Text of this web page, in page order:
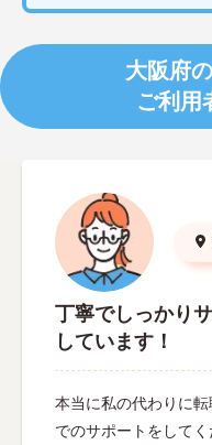
大阪府
ご利用
丁寧でしっかり
しています！
本当に私の代わりに
でのサポートをして